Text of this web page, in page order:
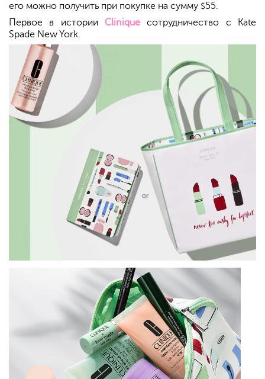
его можно получить при покупке на сумму $55.
Первое в истории Clinique сотрудничество с Kate
Spade New York.